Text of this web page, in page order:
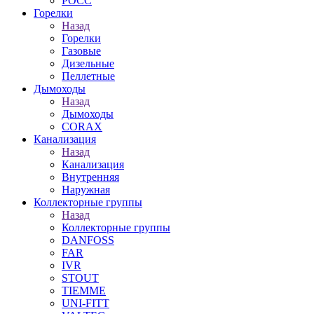
Горелки
Назад
Горелки
Газовые
Дизельные
Пеллетные
Дымоходы
Назад
Дымоходы
CORAX
Канализация
Назад
Канализация
Внутренняя
Наружная
Коллекторные группы
Назад
Коллекторные группы
DANFOSS
FAR
IVR
STOUT
TIEMME
UNI-FITT